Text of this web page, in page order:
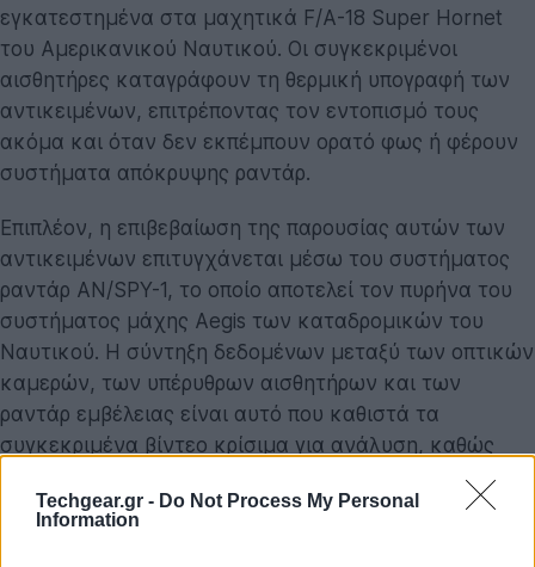
Techgear.gr - Do Not Process My Personal
Information
εγκατεστημένα στα μαχητικά F/A-18 Super Hornet
του Αμερικανικού Ναυτικού. Οι συγκεκριμένοι
αισθητήρες καταγράφουν τη θερμική υπογραφή των
αντικειμένων, επιτρέποντας τον εντοπισμό τους
ακόμα και όταν δεν εκπέμπουν ορατό φως ή φέρουν
συστήματα απόκρυψης ραντάρ.
Επιπλέον, η επιβεβαίωση της παρουσίας αυτών των
αντικειμένων επιτυγχάνεται μέσω του συστήματος
ραντάρ AN/SPY-1, το οποίο αποτελεί τον πυρήνα του
συστήματος μάχης Aegis των καταδρομικών του
Ναυτικού. Η σύντηξη δεδομένων μεταξύ των οπτικών
καμερών, των υπέρυθρων αισθητήρων και των
ραντάρ εμβέλειας είναι αυτό που καθιστά τα
συγκεκριμένα βίντεο κρίσιμα για ανάλυση, καθώς
ψευδαίσθησης ή σφάλματος ενός μεμονωμένου